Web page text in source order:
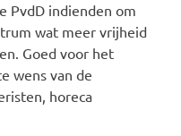
PvdD indienden om
wat meer vrijheid
Goed voor het
wens van de
horeca